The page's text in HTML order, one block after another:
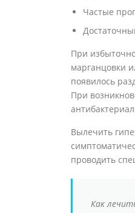
Частые
При
марганцовки
появилось
При
Вылечить
проводить
Как